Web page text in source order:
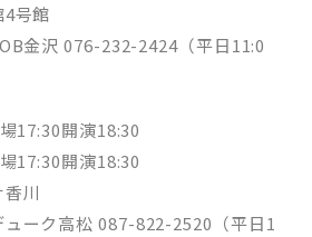
号館
金沢 076-232-2424（平日11:0
17:30開演18:30
17:30開演18:30
川
ーク高松 087-822-2520（平日1